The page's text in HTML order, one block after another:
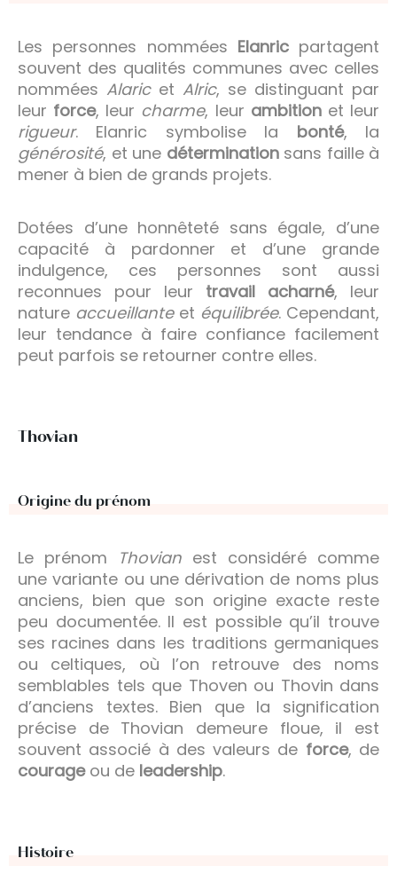
Les personnes nommées Elanricpartagent
souvent des qualités communes avec celles
nommées Alaricet Alric, se distinguant par
leur force, leur charme, leur ambitionet leur
rigueur. Elanric symbolise la bonté, la
générosité, et une déterminationsans faille à
mener à bien de grands projets.
Dotées d’une honnêteté sans égale, d’une
capacité à pardonner et d’une grande
indulgence, ces personnes sont aussi
reconnues pour leur travail acharné, leur
nature accueillanteet équilibrée. Cependant,
leur tendance à faire confiance facilement
peut parfois se retourner contre elles.
Thovian
Origine du prénom
Le prénom Thovian est considéré comme
une variante ou une dérivation de noms plus
anciens, bien que son origine exacte reste
peu documentée. Il est possible qu’il trouve
ses racines dans les traditions germaniques
ou celtiques, où l’on retrouve des noms
semblables tels que Thoven ou Thovin dans
d’anciens textes. Bien que la signification
précise de Thovian demeure floue, il est
souvent associé à des valeurs de force, de
courageou de leadership.
Histoire